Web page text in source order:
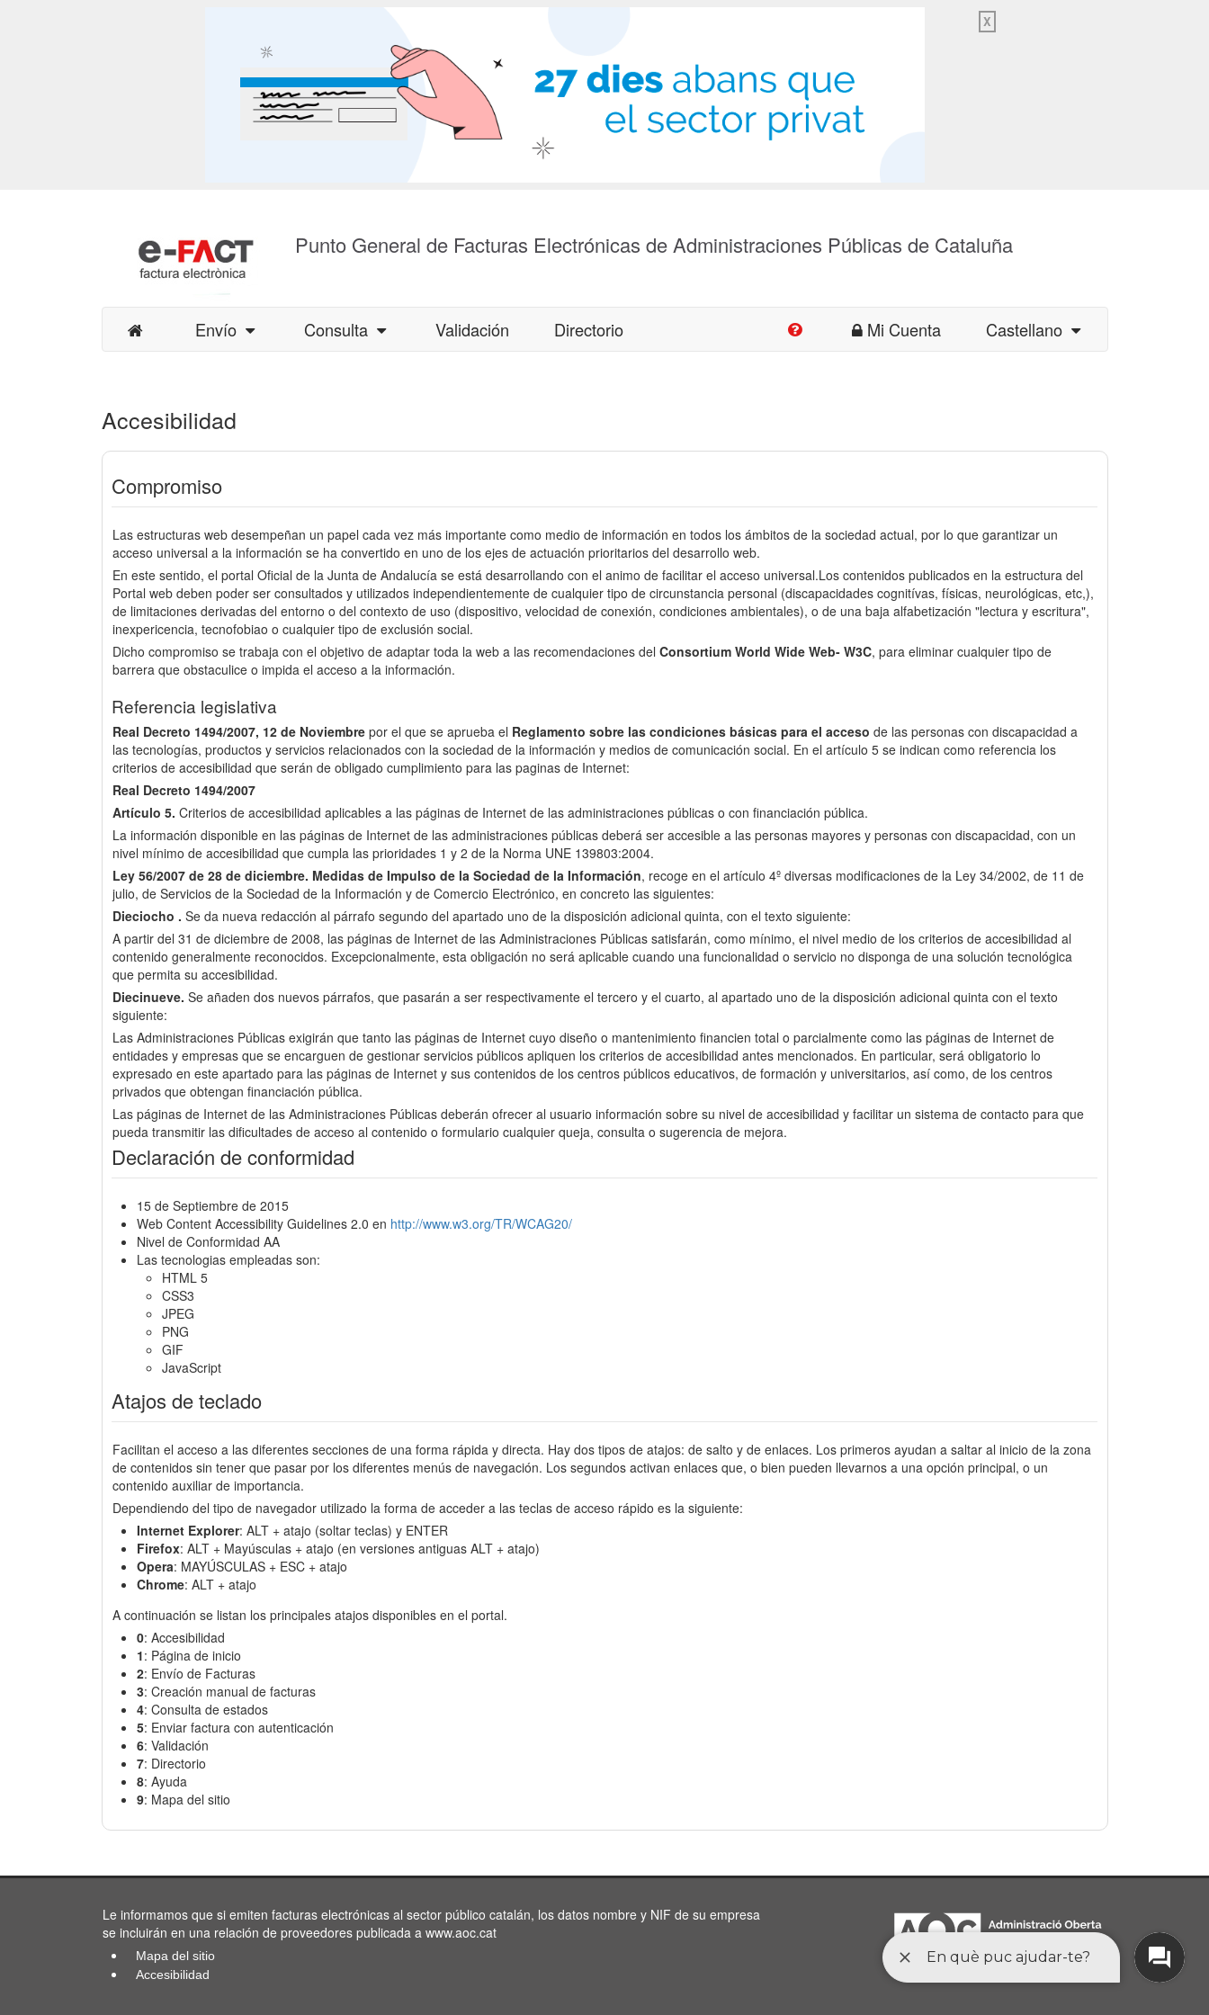
X
Punto General de Facturas Electrónicas de Administraciones Públicas de Cataluña
Envío Consulta Validación Directorio Mi Cuenta Castellano
Accesibilidad
Compromiso
Las estructuras web desempeñan un papel cada vez más importante como medio de información en todos los ámbitos de la sociedad actual, por lo que garantizar un
acceso universal a la información se ha convertido en uno de los ejes de actuación prioritarios del desarrollo web.
En este sentido, el portal Oficial de la Junta de Andalucía se está desarrollando con el animo de facilitar el acceso universal.Los contenidos publicados en la estructura del
Portal web deben poder ser consultados y utilizados independientemente de cualquier tipo de circunstancia personal (discapacidades cognitívas, físicas, neurológicas, etc,),
de limitaciones derivadas del entorno o del contexto de uso (dispositivo, velocidad de conexión, condiciones ambientales), o de una baja alfabetización "lectura y escritura",
inexpericencia, tecnofobiao o cualquier tipo de exclusión social.
Dicho compromiso se trabaja con el objetivo de adaptar toda la web a las recomendaciones del Consortium World Wide Web- W3C, para eliminar cualquier tipo de
barrera que obstaculice o impida el acceso a la información.
Referencia legislativa
Real Decreto 1494/2007, 12 de Noviembre por el que se aprueba el Reglamento sobre las condiciones básicas para el acceso de las personas con discapacidad a
las tecnologías, productos y servicios relacionados con la sociedad de la información y medios de comunicación social. En el artículo 5 se indican como referencia los
criterios de accesibilidad que serán de obligado cumplimiento para las paginas de Internet:
Real Decreto 1494/2007
Artículo 5. Criterios de accesibilidad aplicables a las páginas de Internet de las administraciones públicas o con financiación pública.
La información disponible en las páginas de Internet de las administraciones públicas deberá ser accesible a las personas mayores y personas con discapacidad, con un
nivel mínimo de accesibilidad que cumpla las prioridades 1 y 2 de la Norma UNE 139803:2004.
Ley 56/2007 de 28 de diciembre. Medidas de Impulso de la Sociedad de la Información, recoge en el artículo 4º diversas modificaciones de la Ley 34/2002, de 11 de
julio, de Servicios de la Sociedad de la Información y de Comercio Electrónico, en concreto las siguientes:
Dieciocho . Se da nueva redacción al párrafo segundo del apartado uno de la disposición adicional quinta, con el texto siguiente:
A partir del 31 de diciembre de 2008, las páginas de Internet de las Administraciones Públicas satisfarán, como mínimo, el nivel medio de los criterios de accesibilidad al
contenido generalmente reconocidos. Excepcionalmente, esta obligación no será aplicable cuando una funcionalidad o servicio no disponga de una solución tecnológica
que permita su accesibilidad.
Diecinueve. Se añaden dos nuevos párrafos, que pasarán a ser respectivamente el tercero y el cuarto, al apartado uno de la disposición adicional quinta con el texto
siguiente:
Las Administraciones Públicas exigirán que tanto las páginas de Internet cuyo diseño o mantenimiento financien total o parcialmente como las páginas de Internet de
entidades y empresas que se encarguen de gestionar servicios públicos apliquen los criterios de accesibilidad antes mencionados. En particular, será obligatorio lo
expresado en este apartado para las páginas de Internet y sus contenidos de los centros públicos educativos, de formación y universitarios, así como, de los centros
privados que obtengan financiación pública.
Las páginas de Internet de las Administraciones Públicas deberán ofrecer al usuario información sobre su nivel de accesibilidad y facilitar un sistema de contacto para que
pueda transmitir las dificultades de acceso al contenido o formulario cualquier queja, consulta o sugerencia de mejora.
Declaración de conformidad
15 de Septiembre de 2015
Web Content Accessibility Guidelines 2.0 en http://www.w3.org/TR/WCAG20/
Nivel de Conformidad AA
Las tecnologias empleadas son:
HTML 5
CSS3
JPEG
PNG
GIF
JavaScript
Atajos de teclado
Facilitan el acceso a las diferentes secciones de una forma rápida y directa. Hay dos tipos de atajos: de salto y de enlaces. Los primeros ayudan a saltar al inicio de la zona
de contenidos sin tener que pasar por los diferentes menús de navegación. Los segundos activan enlaces que, o bien pueden llevarnos a una opción principal, o un
contenido auxiliar de importancia.
Dependiendo del tipo de navegador utilizado la forma de acceder a las teclas de acceso rápido es la siguiente:
Internet Explorer: ALT + atajo (soltar teclas) y ENTER
Firefox: ALT + Mayúsculas + atajo (en versiones antiguas ALT + atajo)
Opera: MAYÚSCULAS + ESC + atajo
Chrome: ALT + atajo
A continuación se listan los principales atajos disponibles en el portal.
0: Accesibilidad
1: Página de inicio
2: Envío de Facturas
3: Creación manual de facturas
4: Consulta de estados
5: Enviar factura con autenticación
6: Validación
7: Directorio
8: Ayuda
9: Mapa del sitio
Le informamos que si emiten facturas electrónicas al sector público catalán, los datos nombre y NIF de su empresa
se incluirán en una relación de proveedores publicada a www.aoc.cat
Mapa del sitio
Accesibilidad